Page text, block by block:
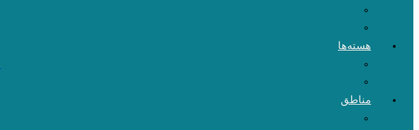
هسته‌ها
مناطق